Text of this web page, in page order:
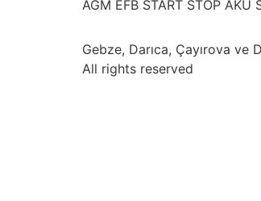
AGM EFB START STOP AKÜ
Gebze, Darıca, Çayırova ve
All rights reserved